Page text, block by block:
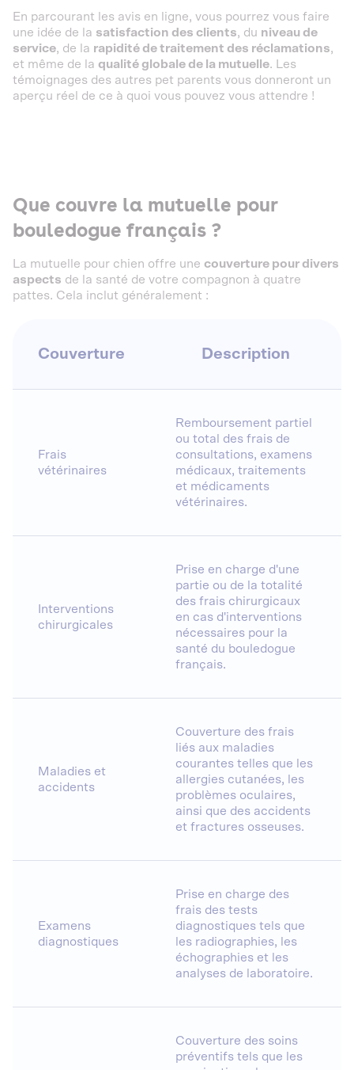
En parcourant les avis en ligne, vous pourrez vous faire
une idée de la satisfaction des clients, du niveau de
service, de la rapidité de traitement des réclamations,
et même de la qualité globale de la mutuelle. Les
témoignages des autres pet parents vous donneront un
aperçu réel de ce à quoi vous pouvez vous attendre !
Que couvre la mutuelle pour
bouledogue français ?
La mutuelle pour chien offre une couverture pour divers
aspects de la santé de votre compagnon à quatre
pattes. Cela inclut généralement :
Couverture Description
Frais
vétérinaires
Remboursement partiel
ou total des frais de
consultations, examens
médicaux, traitements
et médicaments
vétérinaires.
Interventions
chirurgicales
Prise en charge d'une
partie ou de la totalité
des frais chirurgicaux
en cas d'interventions
nécessaires pour la
santé du bouledogue
français.
Maladies et
accidents
Couverture des frais
liés aux maladies
courantes telles que les
allergies cutanées, les
problèmes oculaires,
ainsi que des accidents
et fractures osseuses.
Examens
diagnostiques
Prise en charge des
frais des tests
diagnostiques tels que
les radiographies, les
échographies et les
analyses de laboratoire.
Couverture des soins
préventifs tels que les